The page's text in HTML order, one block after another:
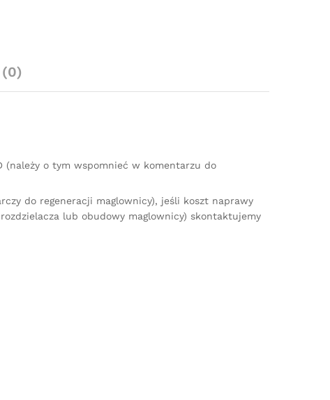
(należy o tym wspomnieć w komentarzu do
do regeneracji maglownicy), jeśli koszt naprawy
lub obudowy maglownicy) skontaktujemy